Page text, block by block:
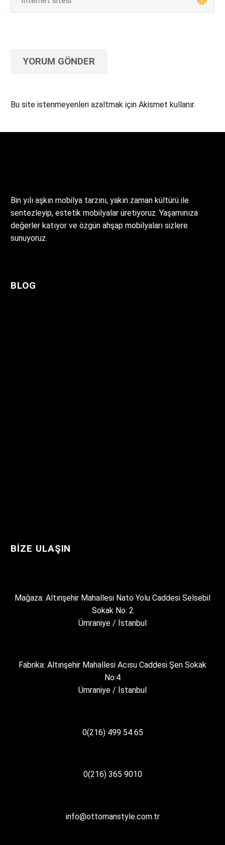
YORUM GÖNDER
Bu site istenmeyenleri azaltmak için Akismet kullanır.
Bin yılı aşkın mobilya tarzını, yakın zaman kültürü ile
sentezleyip, estetik mobilyalar üretiyoruz. Yaşamınıza
değerler katıyor ve özgün ahşap mobilyaları sizlere
sunuyoruz.
BLOG
BIZE ULAŞIN
Mağaza: Altınşehir Mahallesi Nato Yolu Caddesi Selsebil
Sokak No: 2
Ümraniye / İstanbul
Fabrika: Altınşehir Mahallesi Acısu Caddesi Şen Sokak
No:4
Ümraniye / İstanbul
0(216) 499 54 65
0(216) 365 9010
info@ottomanstyle.com.tr